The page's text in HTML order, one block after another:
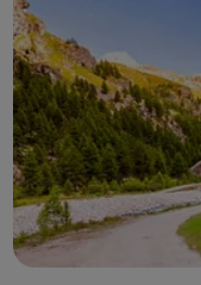
dal vivo e da non
naturale) aquile o